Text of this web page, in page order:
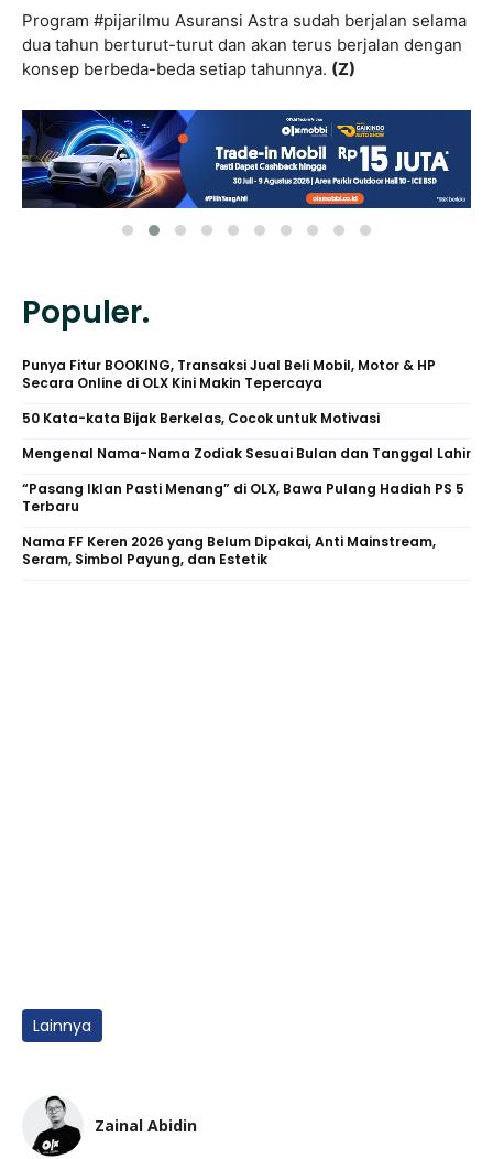
Program #pijarilmu Asuransi Astra sudah berjalan selama
dua tahun berturut-turut dan akan terus berjalan dengan
konsep berbeda-beda setiap tahunnya. (Z)
Populer.
Punya Fitur BOOKING, Transaksi Jual Beli Mobil, Motor & HP
Secara Online di OLX Kini Makin Tepercaya
50 Kata-kata Bijak Berkelas, Cocok untuk Motivasi
Mengenal Nama-Nama Zodiak Sesuai Bulan dan Tanggal Lahir
“Pasang Iklan Pasti Menang” di OLX, Bawa Pulang Hadiah PS 5
Terbaru
Nama FF Keren 2026 yang Belum Dipakai, Anti Mainstream,
Seram, Simbol Payung, dan Estetik
Lainnya
Zainal Abidin